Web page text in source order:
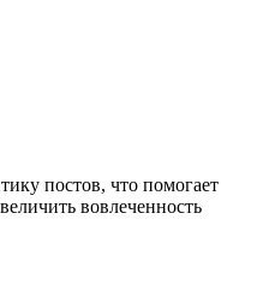
постов, что помогает
вовлеченность